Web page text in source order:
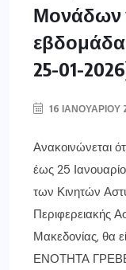
Μονάδων
25-01-
16 ΙΑΝΟΥΑΡΊΟΥ
Ανακοινώνεται
έως 25
των Κινητών
Περιφερειακής
Μακεδονίας, θα
ΕΝΟΤΗΤΑ